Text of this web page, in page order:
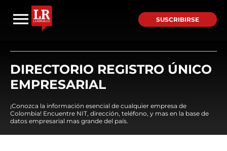
SUSCRIBIRSE
DIRECTORIO REGISTRO ÚNICO
EMPRESARIAL
¡Conozca la información esencial de cualquier empresa de
Colombia! Encuentre NIT, dirección, teléfono, y mas en la base de
datos empresarial mas grande del país.